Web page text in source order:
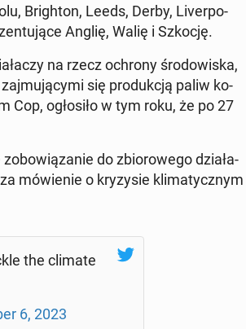
Bri­gh­ton, Leeds, Derby, Li­ver­po­
Anglię, Walię i Szkocję.
na rzecz ochrony śro­do­wi­ska,
się pro­duk­cją paliw ko­
Cop, ogło­si­ło w tym roku, że po 27
do zbio­ro­we­go dzia­ła­
mó­wie­nie o kry­zy­sie kli­ma­tycz­nym
the climate
6, 2023